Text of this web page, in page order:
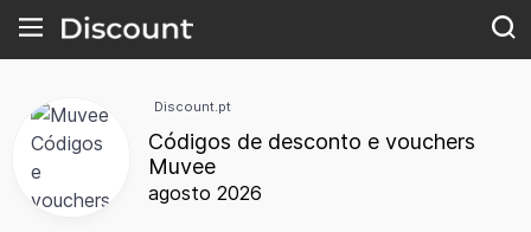
Discount.pt
Códigos de desconto e vouchers
Muvee
agosto 2026